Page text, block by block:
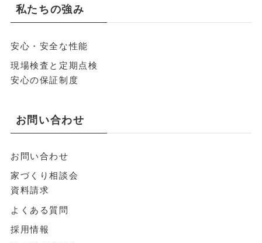
私たちの強み
安心・安全な性能
現場検査と定期点検
安心の保証制度
お問い合わせ
お問い合わせ
家づくり相談会
資料請求
よくある質問
採用情報